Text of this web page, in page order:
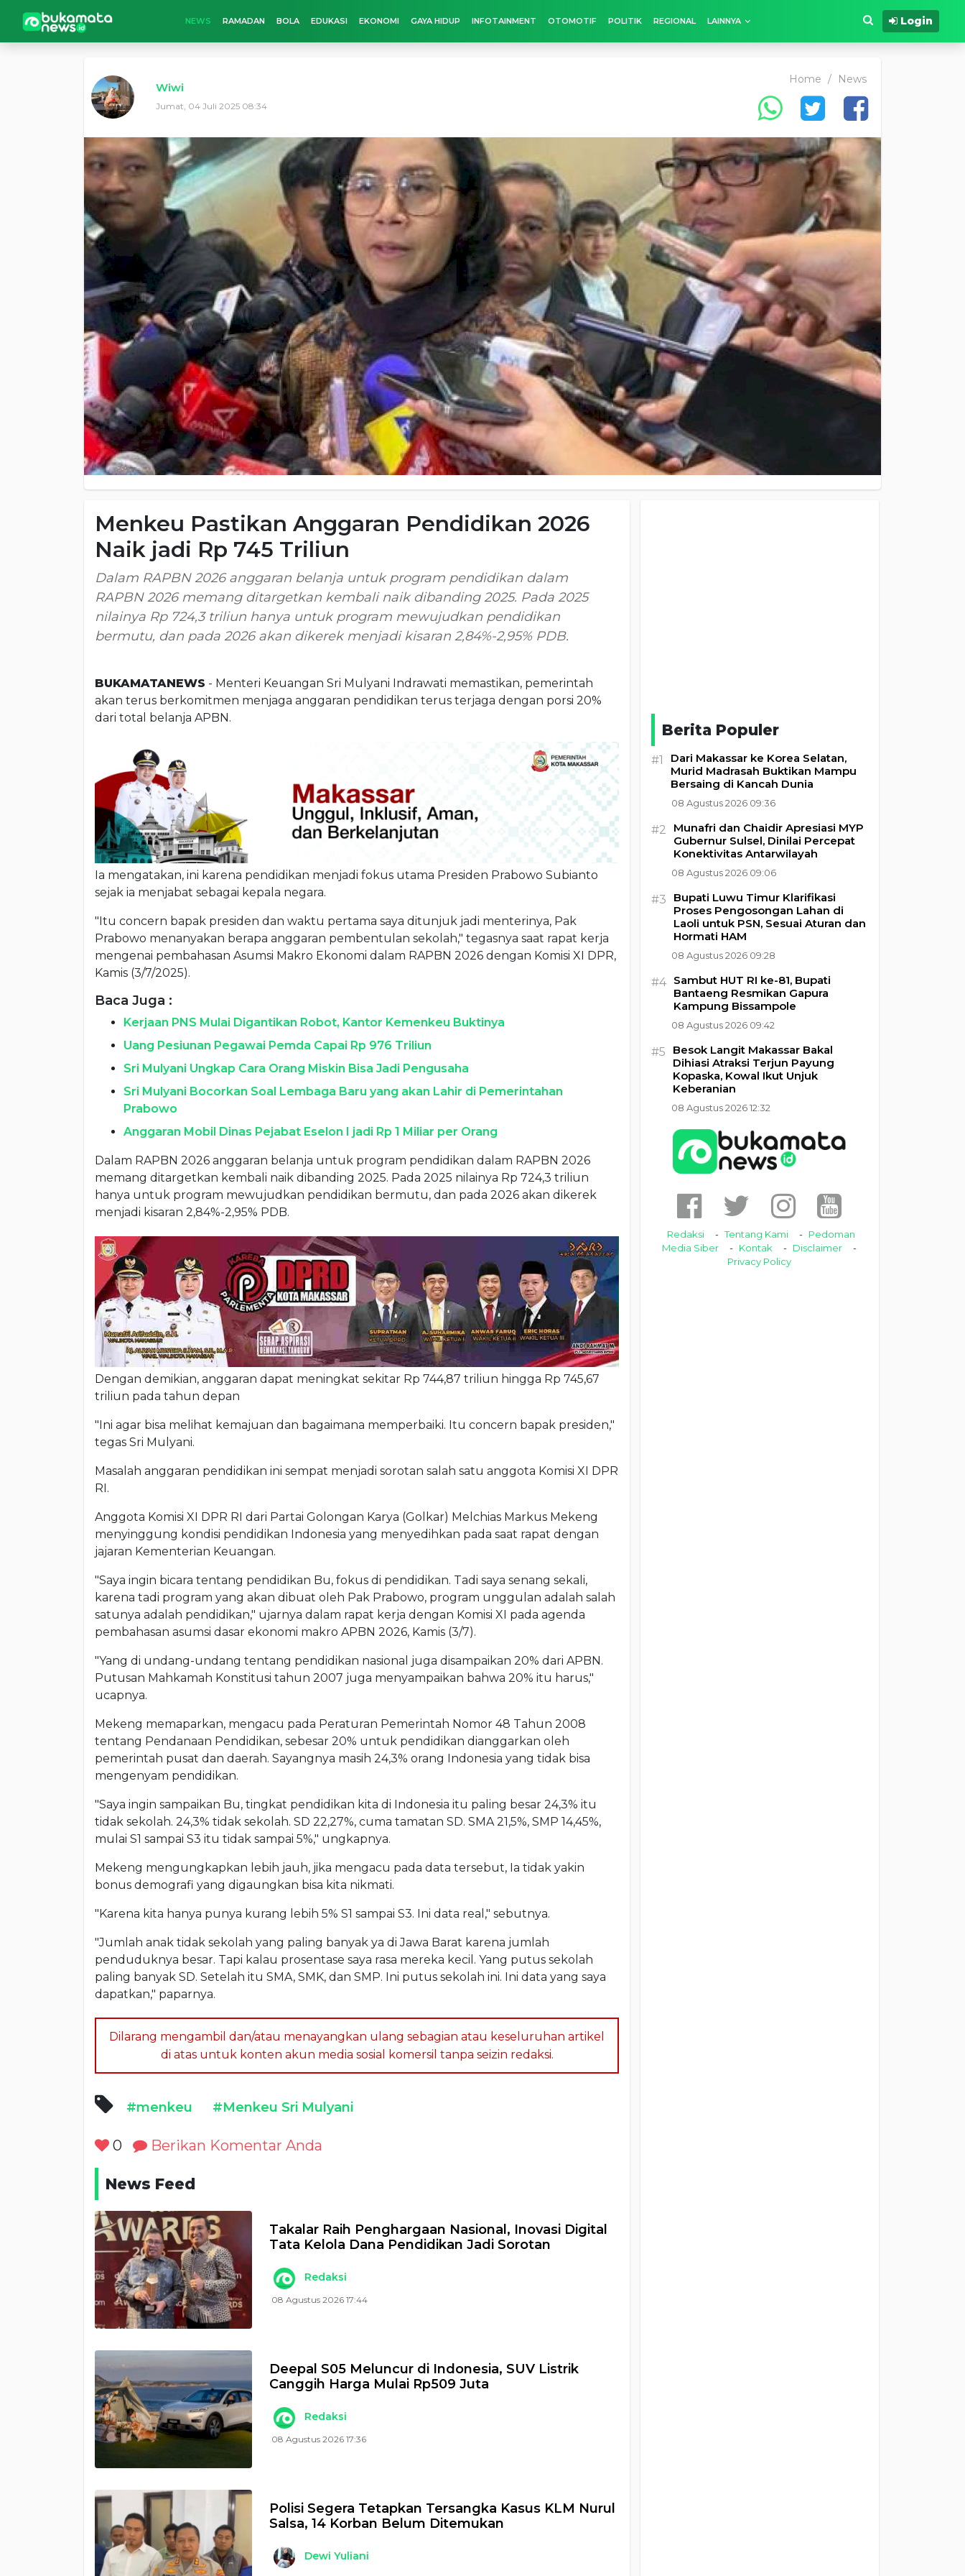
NEWS RAMADAN BOLA EDUKASI EKONOMI GAYA HIDUP INFOTAINMENT OTOMOTIF POLITIK REGIONAL LAINNYA Login
Wiwi
Jumat, 04 Juli 2025 08:34
Home / News
Menkeu Pastikan Anggaran Pendidikan 2026
Naik jadi Rp 745 Triliun
Dalam RAPBN 2026 anggaran belanja untuk program pendidikan dalam
RAPBN 2026 memang ditargetkan kembali naik dibanding 2025. Pada 2025
nilainya Rp 724,3 triliun hanya untuk program mewujudkan pendidikan
bermutu, dan pada 2026 akan dikerek menjadi kisaran 2,84%-2,95% PDB.
BUKAMATANEWS - Menteri Keuangan Sri Mulyani Indrawati memastikan, pemerintah
akan terus berkomitmen menjaga anggaran pendidikan terus terjaga dengan porsi 20%
dari total belanja APBN.
Ia mengatakan, ini karena pendidikan menjadi fokus utama Presiden Prabowo Subianto
sejak ia menjabat sebagai kepala negara.
"Itu concern bapak presiden dan waktu pertama saya ditunjuk jadi menterinya, Pak
Prabowo menanyakan berapa anggaran pembentulan sekolah," tegasnya saat rapat kerja
mengenai pembahasan Asumsi Makro Ekonomi dalam RAPBN 2026 dengan Komisi XI DPR,
Kamis (3/7/2025).
Baca Juga :
Kerjaan PNS Mulai Digantikan Robot, Kantor Kemenkeu Buktinya
Uang Pesiunan Pegawai Pemda Capai Rp 976 Triliun
Sri Mulyani Ungkap Cara Orang Miskin Bisa Jadi Pengusaha
Sri Mulyani Bocorkan Soal Lembaga Baru yang akan Lahir di Pemerintahan
Prabowo
Anggaran Mobil Dinas Pejabat Eselon I jadi Rp 1 Miliar per Orang
Dalam RAPBN 2026 anggaran belanja untuk program pendidikan dalam RAPBN 2026
memang ditargetkan kembali naik dibanding 2025. Pada 2025 nilainya Rp 724,3 triliun
hanya untuk program mewujudkan pendidikan bermutu, dan pada 2026 akan dikerek
menjadi kisaran 2,84%-2,95% PDB.
Dengan demikian, anggaran dapat meningkat sekitar Rp 744,87 triliun hingga Rp 745,67
triliun pada tahun depan
"Ini agar bisa melihat kemajuan dan bagaimana memperbaiki. Itu concern bapak presiden,"
tegas Sri Mulyani.
Masalah anggaran pendidikan ini sempat menjadi sorotan salah satu anggota Komisi XI DPR
RI.
Anggota Komisi XI DPR RI dari Partai Golongan Karya (Golkar) Melchias Markus Mekeng
menyinggung kondisi pendidikan Indonesia yang menyedihkan pada saat rapat dengan
jajaran Kementerian Keuangan.
"Saya ingin bicara tentang pendidikan Bu, fokus di pendidikan. Tadi saya senang sekali,
karena tadi program yang akan dibuat oleh Pak Prabowo, program unggulan adalah salah
satunya adalah pendidikan," ujarnya dalam rapat kerja dengan Komisi XI pada agenda
pembahasan asumsi dasar ekonomi makro APBN 2026, Kamis (3/7).
"Yang di undang-undang tentang pendidikan nasional juga disampaikan 20% dari APBN.
Putusan Mahkamah Konstitusi tahun 2007 juga menyampaikan bahwa 20% itu harus,"
ucapnya.
Mekeng memaparkan, mengacu pada Peraturan Pemerintah Nomor 48 Tahun 2008
tentang Pendanaan Pendidikan, sebesar 20% untuk pendidikan dianggarkan oleh
pemerintah pusat dan daerah. Sayangnya masih 24,3% orang Indonesia yang tidak bisa
mengenyam pendidikan.
"Saya ingin sampaikan Bu, tingkat pendidikan kita di Indonesia itu paling besar 24,3% itu
tidak sekolah. 24,3% tidak sekolah. SD 22,27%, cuma tamatan SD. SMA 21,5%, SMP 14,45%,
mulai S1 sampai S3 itu tidak sampai 5%," ungkapnya.
Mekeng mengungkapkan lebih jauh, jika mengacu pada data tersebut, Ia tidak yakin
bonus demografi yang digaungkan bisa kita nikmati.
"Karena kita hanya punya kurang lebih 5% S1 sampai S3. Ini data real," sebutnya.
"Jumlah anak tidak sekolah yang paling banyak ya di Jawa Barat karena jumlah
penduduknya besar. Tapi kalau prosentase saya rasa mereka kecil. Yang putus sekolah
paling banyak SD. Setelah itu SMA, SMK, dan SMP. Ini putus sekolah ini. Ini data yang saya
dapatkan," paparnya.
Dilarang mengambil dan/atau menayangkan ulang sebagian atau keseluruhan artikel
di atas untuk konten akun media sosial komersil tanpa seizin redaksi.
#menkeu #Menkeu Sri Mulyani
0 Berikan Komentar Anda
News Feed
Takalar Raih Penghargaan Nasional, Inovasi Digital
Tata Kelola Dana Pendidikan Jadi Sorotan
Redaksi
08 Agustus 2026 17:44
Deepal S05 Meluncur di Indonesia, SUV Listrik
Canggih Harga Mulai Rp509 Juta
Redaksi
08 Agustus 2026 17:36
Polisi Segera Tetapkan Tersangka Kasus KLM Nurul
Salsa, 14 Korban Belum Ditemukan
Dewi Yuliani
Berita Populer
#1
Dari Makassar ke Korea Selatan,
Murid Madrasah Buktikan Mampu
Bersaing di Kancah Dunia
08 Agustus 2026 09:36
#2
Munafri dan Chaidir Apresiasi MYP
Gubernur Sulsel, Dinilai Percepat
Konektivitas Antarwilayah
08 Agustus 2026 09:06
#3
Bupati Luwu Timur Klarifikasi
Proses Pengosongan Lahan di
Laoli untuk PSN, Sesuai Aturan dan
Hormati HAM
08 Agustus 2026 09:28
#4 Sambut HUT RI ke-81, Bupati
Bantaeng Resmikan Gapura
Kampung Bissampole
08 Agustus 2026 09:42
#5
Besok Langit Makassar Bakal
Dihiasi Atraksi Terjun Payung
Kopaska, Kowal Ikut Unjuk
Keberanian
08 Agustus 2026 12:32
Redaksi Tentang Kami
Pedoman
Media Siber
Kontak
Disclaimer
Privacy Policy